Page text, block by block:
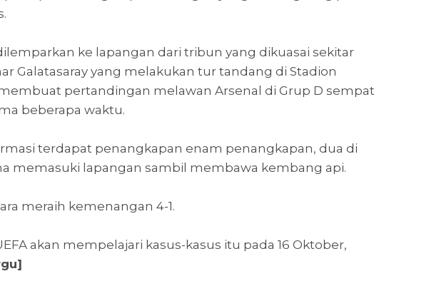
ke lapangan dari tribun yang dikuasai sekitar
Galatasaray yang melakukan tur tandang di Stadion
pertandingan melawan Arsenal di Grup D sempat
beberapa waktu.
terdapat penangkapan enam penangkapan, dua di
memasuki lapangan sambil membawa kembang api.
meraih kemenangan 4-1.
akan mempelajari kasus-kasus itu pada 16 Oktober,